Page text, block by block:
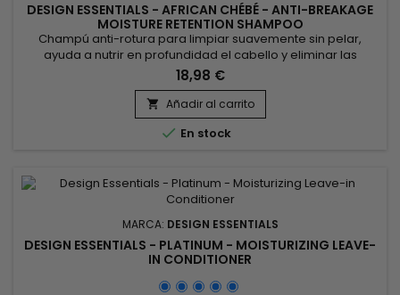
DESIGN ESSENTIALS - AFRICAN CHÉBÉ - ANTI-BREAKAGE
MOISTURE RETENTION SHAMPOO
Champú anti-rotura para limpiar suavemente sin pelar,
ayuda a nutrir en profundidad el cabello y eliminar las
impurezas.&nbsp; Enriquecido con extracto de Chébé
africano, el champú antirotura para retención de humedad
Design Essentials African Chébé ayuda a prevenir la rotura,
las puntas abiertas y la deshidratación del cabello.&nbsp;
Reduce la...
18,98 €
 Añadir al carrito
 En stock
MARCA: DESIGN ESSENTIALS
DESIGN ESSENTIALS - PLATINUM - MOISTURIZING LEAVE-
IN CONDITIONER